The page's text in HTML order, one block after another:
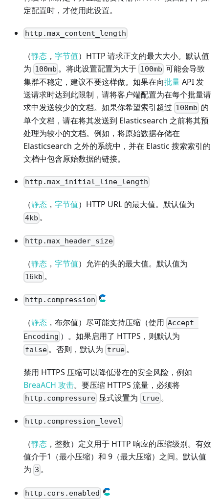
定配置时，才使用此设置。
http.max_content_length
（静态 ， 字节值）HTTP 请求正文的最大大小。默认值
为 100mb 。将此设置配置为大于 100mb 可能会导致
集群不稳定，建议不要这样做。如果在向批量API 发
送请求时达到此限制，请将客户端配置为在每个批量请
求中发送较少的文档。如果你希望索引超过 100mb 的
单个文档，请在将其发送到 Elasticsearch 之前将其预
处理为较小的文档。例如，将原始数据存储在
Elasticsearch 之外的系统中，并在 Elastic 搜索索引的
文档中包含原始数据的链接。
http.max_initial_line_length
（静态 ， 字节值）HTTP URL 的最大值。默认值为
4kb 。
http.max_header_size
（静态 ， 字节值）允许的头的最大值。默认值为
16kb 。
http.compression
（静态 ，布尔值）尽可能支持压缩（使用 Accept-
Encoding ）。如果启用了 HTTPS，则默认为
false 。否则，默认为 true。
禁用 HTTPS 压缩可以降低潜在的安全风险，例如
BreaACH 攻击。要压缩 HTTPS 流量，必须将
http.compressure 显式设置为 true。
http.compression_level
（静态 ，整数）定义用于 HTTP 响应的压缩级别。有效
值介于1（最小压缩）和 9（最大压缩）之间。默认值
为 3 。
http.cors.enabled